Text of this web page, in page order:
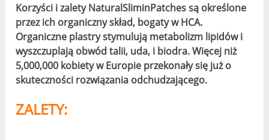
Korzyści i zalety NaturalSliminPatches są określone
przez ich organiczny skład, bogaty w HCA.
Organiczne plastry stymulują metabolizm lipidów i
wyszczuplają obwód talii, uda, i biodra. Więcej niż
5,000,000 kobiety w Europie przekonały się już o
skuteczności rozwiązania odchudzającego.
ZALETY: